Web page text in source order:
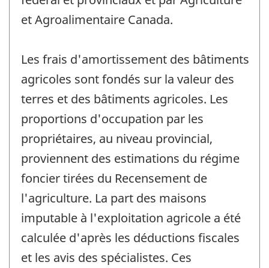
et Agroalimentaire Canada.
Les frais d'amortissement des bâtiments
agricoles sont fondés sur la valeur des
terres et des bâtiments agricoles. Les
proportions d'occupation par les
propriétaires, au niveau provincial,
proviennent des estimations du régime
foncier tirées du Recensement de
l'agriculture. La part des maisons
imputable à l'exploitation agricole a été
calculée d'après les déductions fiscales
et les avis des spécialistes. Ces